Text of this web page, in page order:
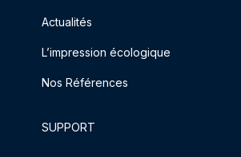
Actualités
L’impression écologique
Nos Références
SUPPORT